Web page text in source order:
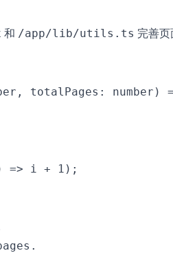
和 /app/lib/utils.ts 完善页
totalPages: number)
i + 1);